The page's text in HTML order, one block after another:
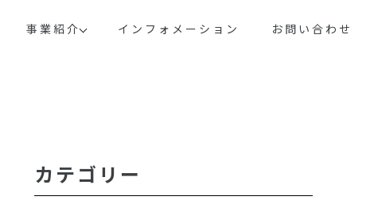
事業紹介 インフォメーション お問い合わせ
カテゴリー